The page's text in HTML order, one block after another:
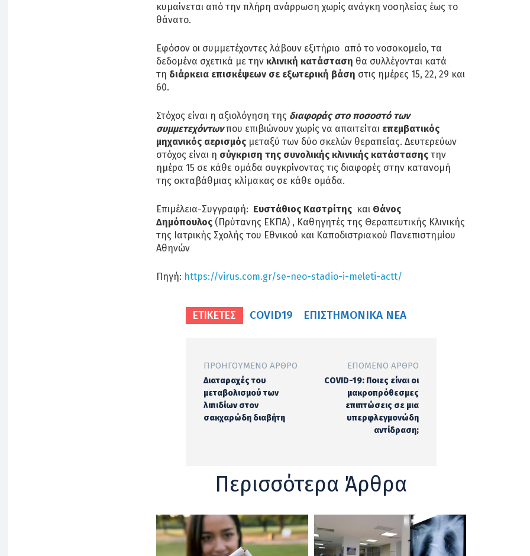
κυμαίνεται από την πλήρη ανάρρωση χωρίς ανάγκη νοσηλείας έως το
θάνατο.
Εφόσον οι συμμετέχοντες λάβουν εξιτήριο από το νοσοκομείο, τα
δεδομένα σχετικά με την κλινική κατάσταση θα συλλέγονται κατά
τη διάρκεια επισκέψεων σε εξωτερική βάση στις ημέρες 15, 22, 29 και
60.
Στόχος είναι η αξιολόγηση της διαφοράς στο ποσοστό των
συμμετεχόντωνπου επιβιώνουν χωρίς να απαιτείται επεμβατικός
μηχανικός αερισμός μεταξύ των δύο σκελών θεραπείας. Δευτερεύων
στόχος είναι η σύγκριση της συνολικής κλινικής κατάστασης την
ημέρα 15 σε κάθε ομάδα συγκρίνοντας τις διαφορές στην κατανομή
της οκταβάθμιας κλίμακας σε κάθε ομάδα.
Επιμέλεια-Συγγραφή: Ευστάθιος Καστρίτης και Θάνος
Δημόπουλος (Πρύτανης ΕΚΠΑ) , Καθηγητές της Θεραπευτικής Κλινικής
της Ιατρικής Σχολής του Εθνικού και Καποδιστριακού Πανεπιστημίου
Αθηνών
Πηγή: https://virus.com.gr/se-neo-stadio-i-meleti-actt/
ΕΤΙΚΕΤΕΣ COVID19 ΕΠΙΣΤΗΜΟΝΙΚΆ ΝΈΑ
ΠΡΟΗΓΟΎΜΕΝΟ ΆΡΘΡΟ
Διαταραχές του
μεταβολισμού των
λιπιδίων στον
σακχαρώδη διαβήτη
ΕΠΌΜΕΝΟ ΆΡΘΡΟ
COVID-19: Ποιες είναι οι
μακροπρόθεσμες
επιπτώσεις σε μια
υπερφλεγμονώδη
αντίδραση;
Περισσότερα Άρθρα